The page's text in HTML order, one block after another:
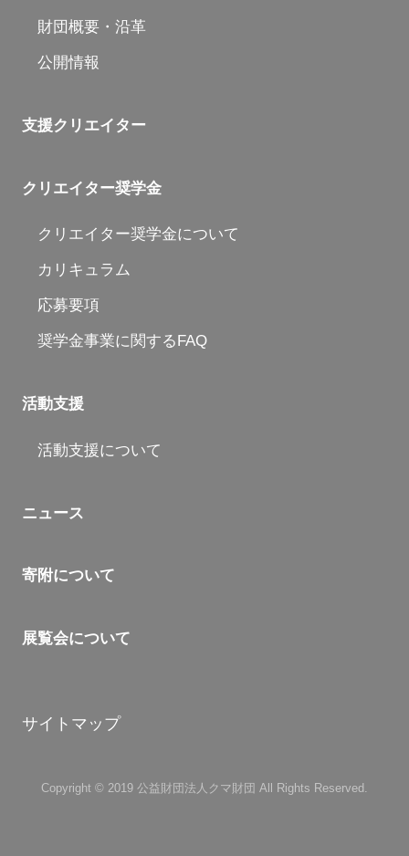
財団概要・沿革
公開情報
支援クリエイター
クリエイター奨学金
クリエイター奨学金について
カリキュラム
応募要項
奨学金事業に関するFAQ
活動支援
活動支援について
ニュース
寄附について
展覧会について
サイトマップ
Copyright © 2019 公益財団法人クマ財団 All Rights Reserved.